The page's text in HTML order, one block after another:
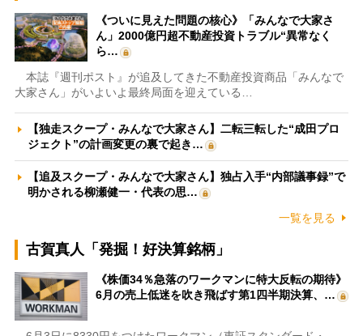
《ついに見えた問題の核心》「みんなで大家さ
ん」2000億円超不動産投資トラブル“異常なく
ら…
本誌『週刊ポスト』が追及してきた不動産投資商品「みんなで
大家さん」がいよいよ最終局面を迎えている…
【独走スクープ・みんなで大家さん】二転三転した“成田プロ
ジェクト”の計画変更の裏で起き…
【追及スクープ・みんなで大家さん】独占入手“内部議事録”で
明かされる柳瀬健一・代表の思…
一覧を見る
古賀真人「発掘！好決算銘柄」
《株価34％急落のワークマンに特大反転の期待》
6月の売上低迷を吹き飛ばす第1四半期決算、…